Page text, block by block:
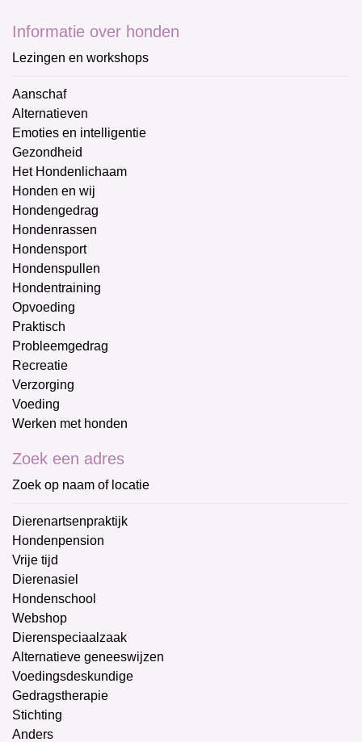
Informatie over honden
Lezingen en workshops
Aanschaf
Alternatieven
Emoties en intelligentie
Gezondheid
Het Hondenlichaam
Honden en wij
Hondengedrag
Hondenrassen
Hondensport
Hondenspullen
Hondentraining
Opvoeding
Praktisch
Probleemgedrag
Recreatie
Verzorging
Voeding
Werken met honden
Zoek een adres
Zoek op naam of locatie
Dierenartsenpraktijk
Hondenpension
Vrije tijd
Dierenasiel
Hondenschool
Webshop
Dierenspeciaalzaak
Alternatieve geneeswijzen
Voedingsdeskundige
Gedragstherapie
Stichting
Anders